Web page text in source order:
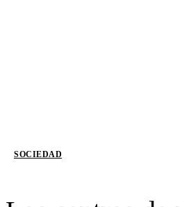
SOCIEDAD